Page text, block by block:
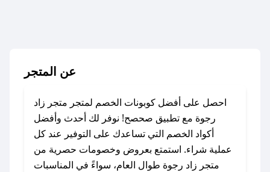
عن المتجر
احصل على أفضل كوبونات الخصم لمتجر متجر زاد
رجوة مع تطبيق صحصح! نوفر لك أحدث وأفضل
أكواد الخصم التي تساعدك على التوفير عند كل
عملية شراء. استمتع بعروض وخصومات حصرية من
متجر زاد رجوة طوال العام، سواءً في المناسبات